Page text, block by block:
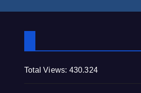
Total Views: 430.324